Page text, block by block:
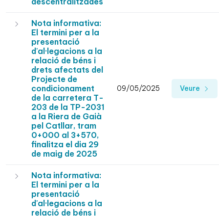
Nota informativa:
El termini per a la
presentació
d'al·legacions a la
relació de béns i
drets afectats del
Projecte de
condicionament
de la carretera T-
203 de la TP-2031
a la Riera de Gaià
pel Catllar, tram
0+000 al 3+570,
finalitza el dia 29
de maig de 2025
09/05/2025 Veure
Nota informativa:
El termini per a la
presentació
d'al·legacions a la
relació de béns i